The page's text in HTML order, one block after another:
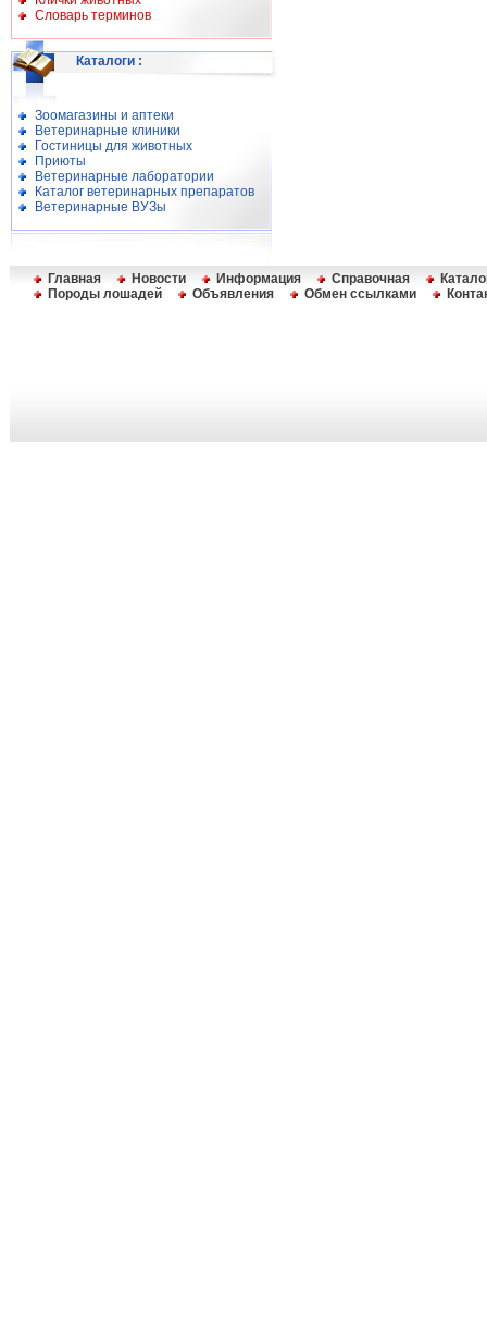
Словарь терминов
Каталоги :
Зоомагазины и аптеки
Ветеринарные клиники
Гостиницы для животных
Приюты
Ветеринарные лаборатории
Каталог ветеринарных препаратов
Ветеринарные ВУЗы
Главная Новости Информация Справочная
Породы лошадей
Объявления Обмен ссылками